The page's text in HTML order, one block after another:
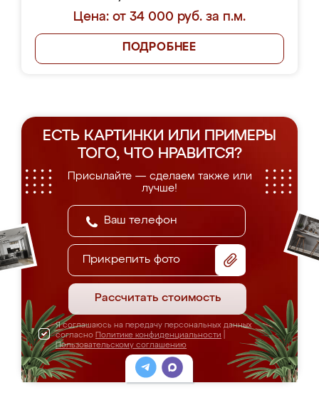
Цена: от 34 000 руб. за п.м.
ПОДРОБНЕЕ
ЕСТЬ КАРТИНКИ ИЛИ ПРИМЕРЫ
ТОГО, ЧТО НРАВИТСЯ?
Присылайте — сделаем также или
лучше!
Прикрепить фото
Рассчитать стоимость
Я соглашаюсь на передачу персональных данных
согласно Политике конфиденциальности
Пользовательскому соглашению